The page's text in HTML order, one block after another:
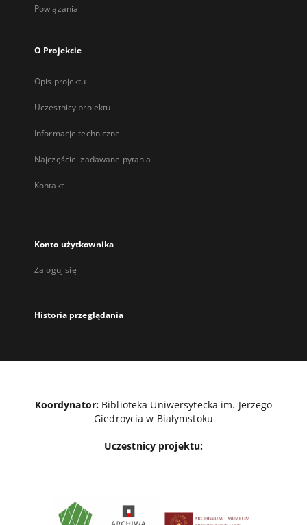
Powiązania
O Projekcie
Opis projektu
Uczestnicy projektu
Informacje techniczne
Najczęściej zadawane pytania
Kontakt
Konto użytkownika
Zaloguj się
Historia przeglądania
Koordynator: Biblioteka Uniwersytecka im. Jerzego
Giedroycia w Białymstoku
Uczestnicy projektu: